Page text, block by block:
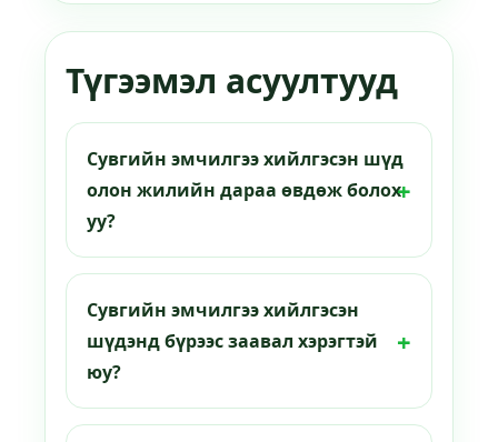
Түгээмэл асуултууд
Сувгийн эмчилгээ хийлгэсэн шүд
олон жилийн дараа өвдөж болох
уу?
Сувгийн эмчилгээ хийлгэсэн
шүдэнд бүрээс заавал хэрэгтэй
юу?